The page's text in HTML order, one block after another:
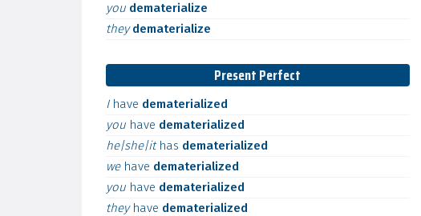
you dematerialize
theydematerialize
Present Perfect
I have dematerialized
you have dematerialized
he|she|it has dematerialized
we have dematerialized
you have dematerialized
they have dematerialized